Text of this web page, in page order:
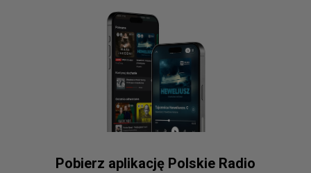
Pobierz aplikację Polskie Radio